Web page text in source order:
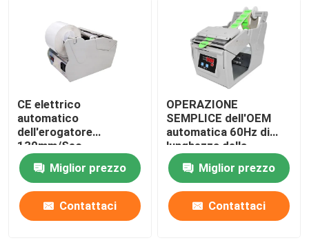
CE elettrico
automatico
dell'erogatore
130mm/Sec
dell'etichetta per gli
autoadesivi trasparenti
Miglior prezzo
Contattaci
OPERAZIONE
SEMPLICE dell'OEM
automatica 60Hz di
lunghezza della
sbucciatrice
dell'etichetta 300mm
Miglior prezzo
Contattaci